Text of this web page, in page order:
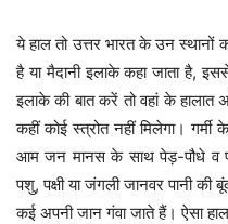
ये हाल तो उत्तर भारत के उन स्थानों
है या मैदानी इलाके कहा जाता है,
इलाके की बात करें तो वहां के
कहीं कोई स्त्रोत नहीं मिलेगा।
आम जन मानस के साथ पेड़-पौधे व
पशु, पक्षी या जंगली जानवर पानी
कई अपनी जान गंवा जाते हैं। ऐसा